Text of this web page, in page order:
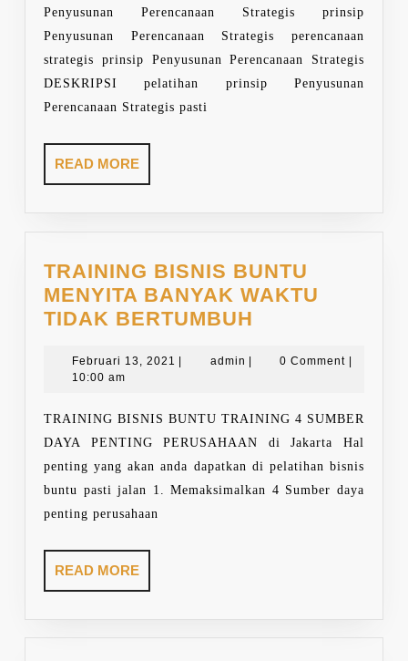
Penyusunan Perencanaan Strategis prinsip
Penyusunan Perencanaan Strategis perencanaan
strategis prinsip Penyusunan Perencanaan Strategis
DESKRIPSI pelatihan prinsip Penyusunan
Perencanaan Strategis pasti
READ MOREREAD
MORE
TRAINING BISNIS BUNTU
MENYITA BANYAK WAKTU
TIDAK BERTUMBUH
BUNTU
BANYAK
WAKTU
TIDAK
BERTUMBUH
Februari 13, 2021 Februari
| admin admin
| 0 Comment |
10:00 am
TRAINING BISNIS BUNTU TRAINING 4 SUMBER
DAYA PENTING PERUSAHAAN di Jakarta Hal
penting yang akan anda dapatkan di pelatihan bisnis
buntu pasti jalan 1. Memaksimalkan 4 Sumber daya
penting perusahaan
READ MOREREAD
MORE